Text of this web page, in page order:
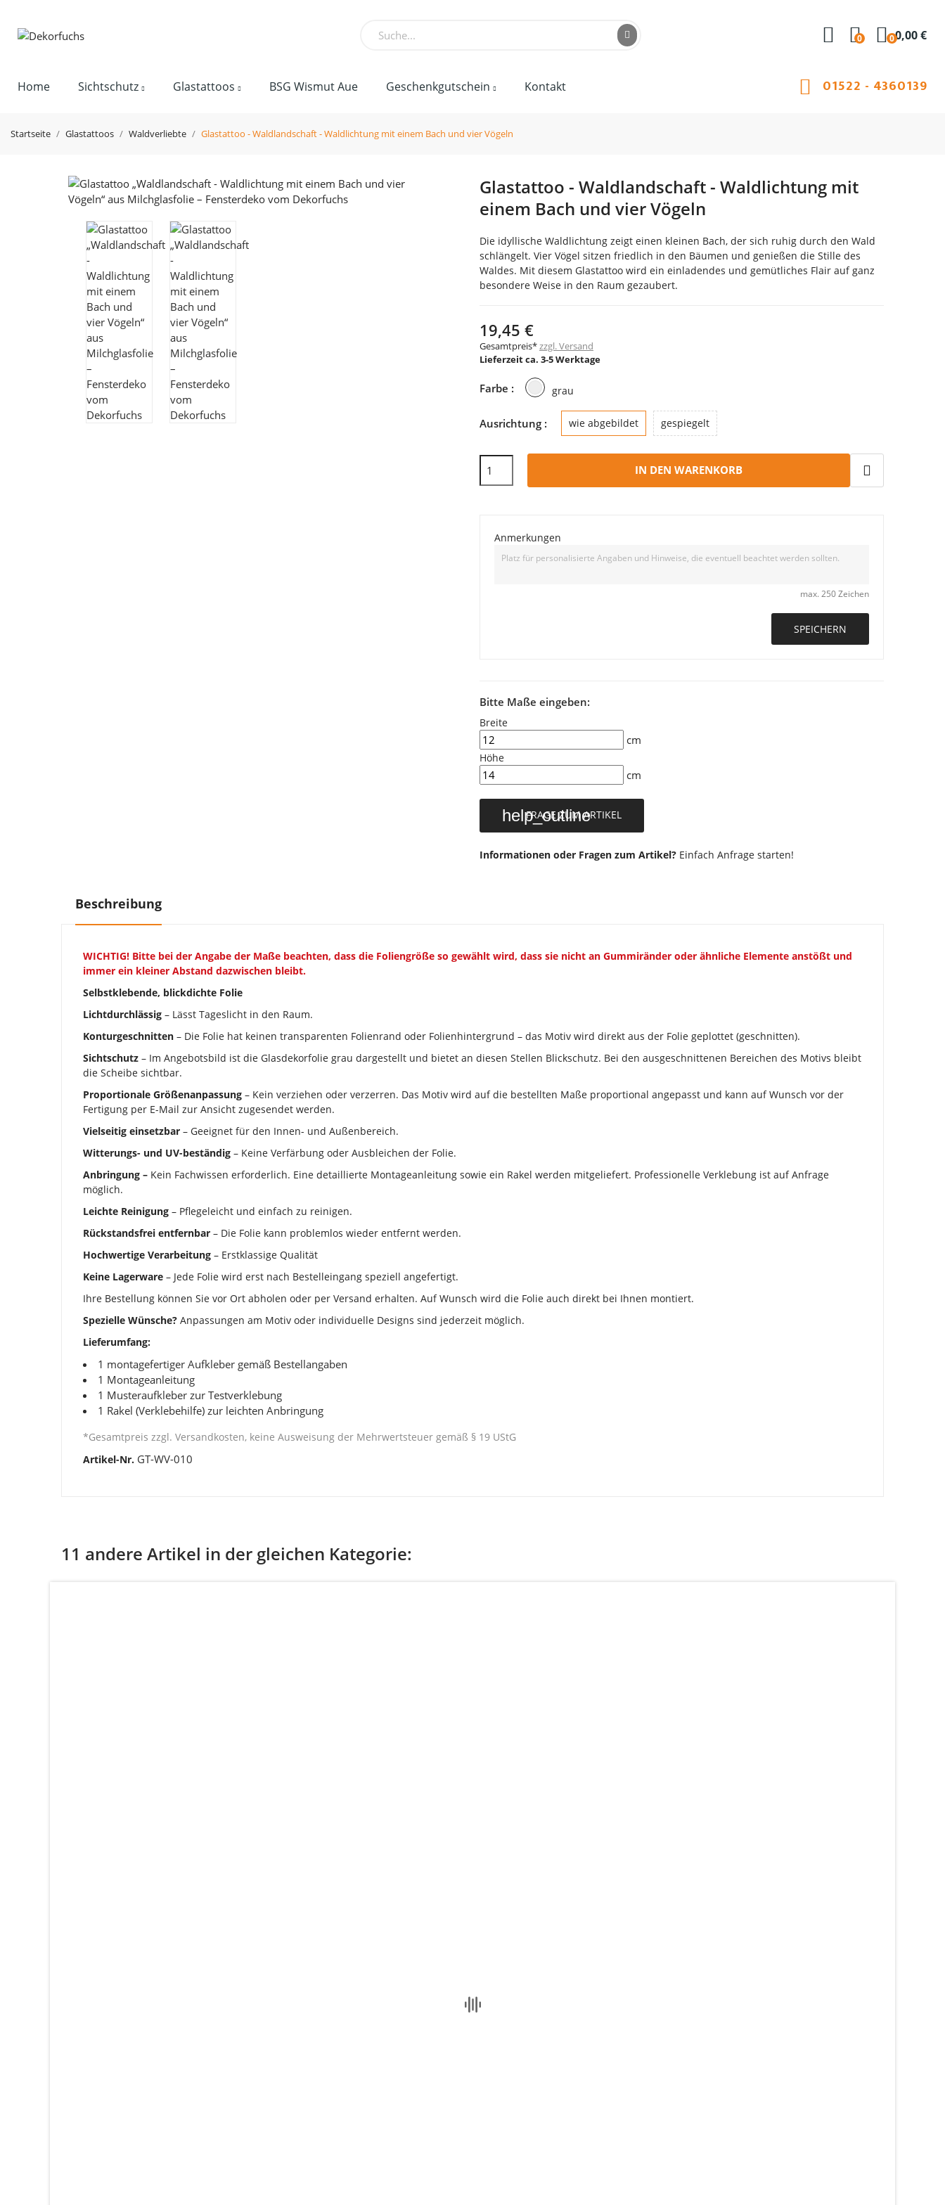
0 0,00 €
0
Home Sichtschutz Glastattoos BSG Wismut Aue Geschenkgutschein Kontakt 01522 - 4360139
Startseite Glastattoos Waldverliebte Glastattoo - Waldlandschaft - Waldlichtung mit einem Bach und vier Vögeln
Glastattoo - Waldlandschaft - Waldlichtung mit
einem Bach und vier Vögeln
Die idyllische Waldlichtung zeigt einen kleinen Bach, der sich ruhig durch den Wald
schlängelt. Vier Vögel sitzen friedlich in den Bäumen und genießen die Stille des
Waldes. Mit diesem Glastattoo wird ein einladendes und gemütliches Flair auf ganz
besondere Weise in den Raum gezaubert.
19,45 €
Gesamtpreis*zzgl. Versand
Lieferzeit ca. 3-5 Werktage
Farbe : graugrau
Ausrichtung : wie abgebildet gespiegelt
IN DEN WARENKORB
Anmerkungen
max. 250 Zeichen
SPEICHERN
Bitte Maße eingeben:
Breite
cm
Höhe
cm
help_outline
FRAGE ZUM ARTIKEL
Informationen oder Fragen zum Artikel? Einfach Anfrage starten!
Beschreibung
WICHTIG! Bitte bei der Angabe der Maße beachten, dass die Foliengröße so gewählt wird, dass sie nicht an Gummiränder oder ähnliche Elemente anstößt und
immer ein kleiner Abstand dazwischen bleibt.
Selbstklebende, blickdichte Folie
Lichtdurchlässig – Lässt Tageslicht in den Raum.
Konturgeschnitten – Die Folie hat keinen transparenten Folienrand oder Folienhintergrund – das Motiv wird direkt aus der Folie geplottet (geschnitten).
Sichtschutz – Im Angebotsbild ist die Glasdekorfolie grau dargestellt und bietet an diesen Stellen Blickschutz. Bei den ausgeschnittenen Bereichen des Motivs bleibt
die Scheibe sichtbar.
Proportionale Größenanpassung – Kein verziehen oder verzerren. Das Motiv wird auf die bestellten Maße proportional angepasst und kann auf Wunsch vor der
Fertigung per E-Mail zur Ansicht zugesendet werden.
Vielseitig einsetzbar – Geeignet für den Innen- und Außenbereich.
Witterungs- und UV-beständig – Keine Verfärbung oder Ausbleichen der Folie.
Anbringung – Kein Fachwissen erforderlich. Eine detaillierte Montageanleitung sowie ein Rakel werden mitgeliefert. Professionelle Verklebung ist auf Anfrage
möglich.
Leichte Reinigung – Pflegeleicht und einfach zu reinigen.
Rückstandsfrei entfernbar – Die Folie kann problemlos wieder entfernt werden.
Hochwertige Verarbeitung – Erstklassige Qualität
Keine Lagerware – Jede Folie wird erst nach Bestelleingang speziell angefertigt.
Ihre Bestellung können Sie vor Ort abholen oder per Versand erhalten. Auf Wunsch wird die Folie auch direkt bei Ihnen montiert.
Spezielle Wünsche? Anpassungen am Motiv oder individuelle Designs sind jederzeit möglich.
Lieferumfang:
1 montagefertiger Aufkleber gemäß Bestellangaben
1 Montageanleitung
1 Musteraufkleber zur Testverklebung
1 Rakel (Verklebehilfe) zur leichten Anbringung
*Gesamtpreis zzgl. Versandkosten, keine Ausweisung der Mehrwertsteuer gemäß § 19 UStG
Artikel-Nr. GT-WV-010
11 andere Artikel in der gleichen Kategorie: